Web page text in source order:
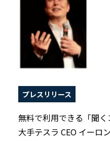
プレスリリース
無料で利用できる「聞
大手テスラ CEO イーロ